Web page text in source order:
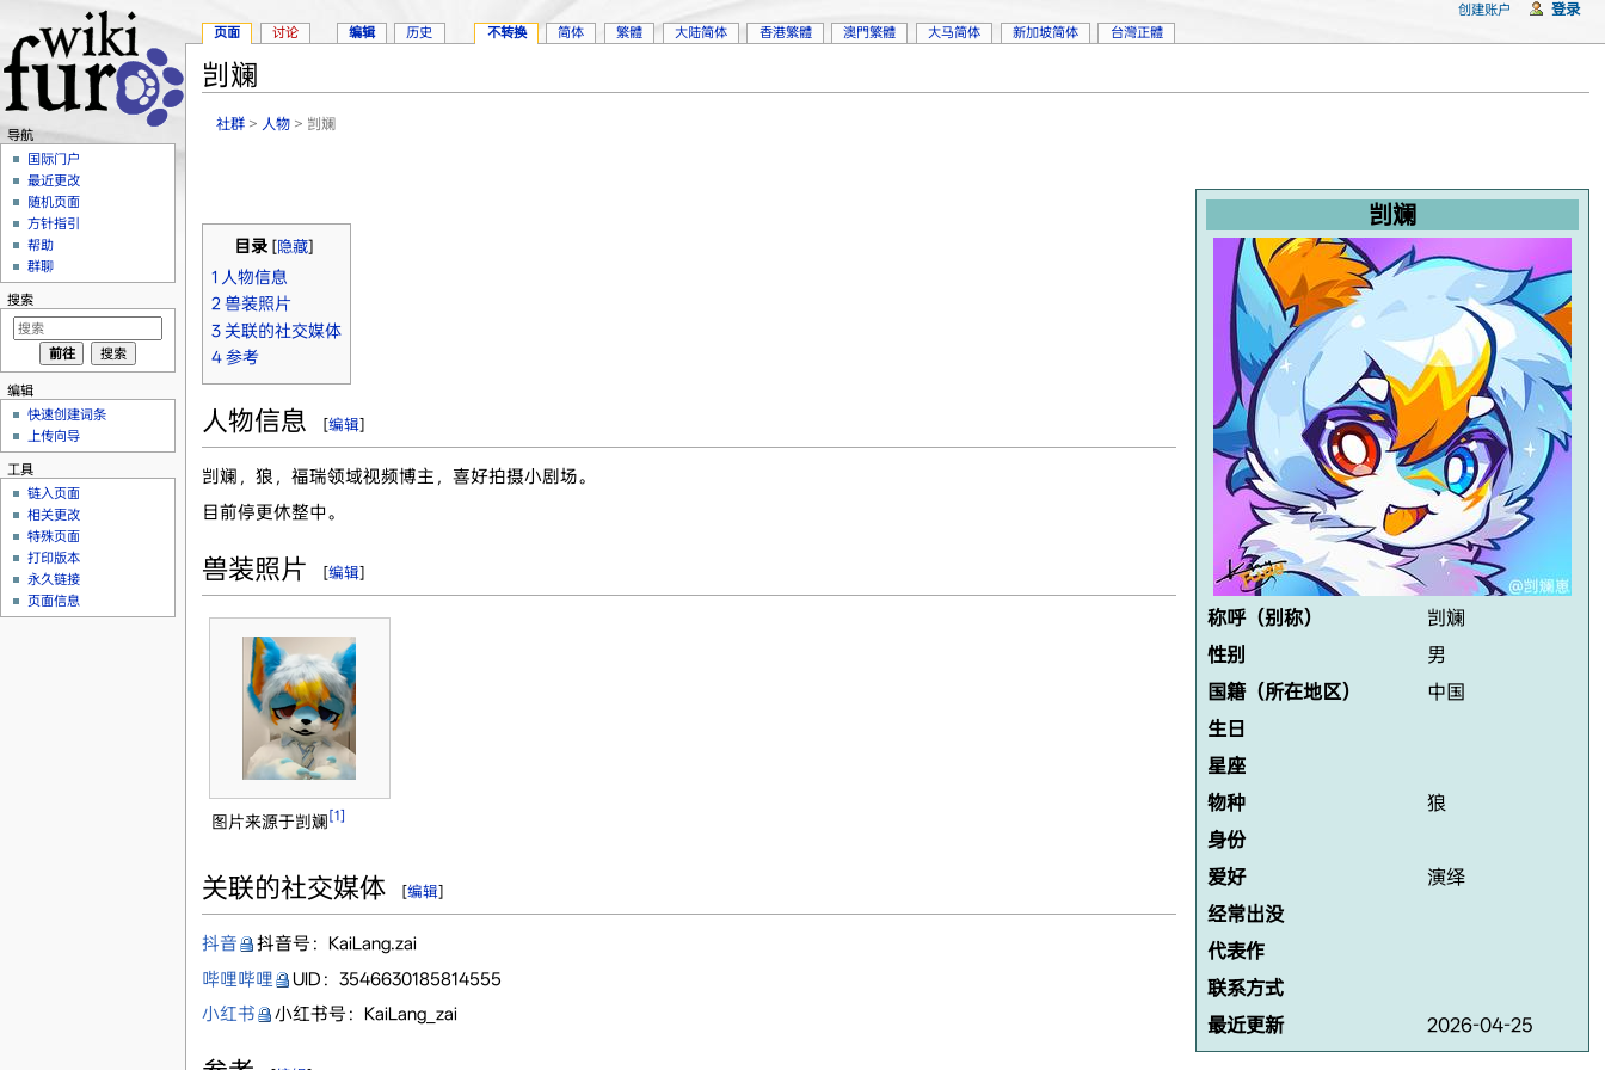
剀斓
社群 > 人物 > 剀斓
剀斓
称呼（别称）
剀斓
性别
男
国籍（所在地区）
中国
生日
星座
物种
狼
身份
爱好
演绎
经常出没
代表作
联系方式
最近更新
2026-04-25
目录 [隐藏]
1 人物信息
2 兽装照片
3 关联的社交媒体
4 参考
人物信息 [编辑]
剀斓，狼，福瑞领域视频博主，喜好拍摄小剧场。
目前停更休整中。
兽装照片 [编辑]
图片来源于剀斓 [1]
关联的社交媒体 [编辑]
抖音
抖音号：KaiLang.zai
哔哩哔哩
UID：3546630185814555
小红书
小红书号：KaiLang_zai
页面 讨论 编辑 历史 不转换 简体 繁體 大陆简体 香港繁體 澳門繁體 大马简体 新加坡简体 台灣正體
创建账户 登录
导航
国际门户
最近更改
随机页面
方针指引
帮助
群聊
搜索
编辑
快速创建词条
上传向导
工具
链入页面
相关更改
特殊页面
打印版本
永久链接
页面信息